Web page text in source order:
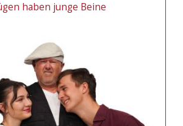
haben junge Beine